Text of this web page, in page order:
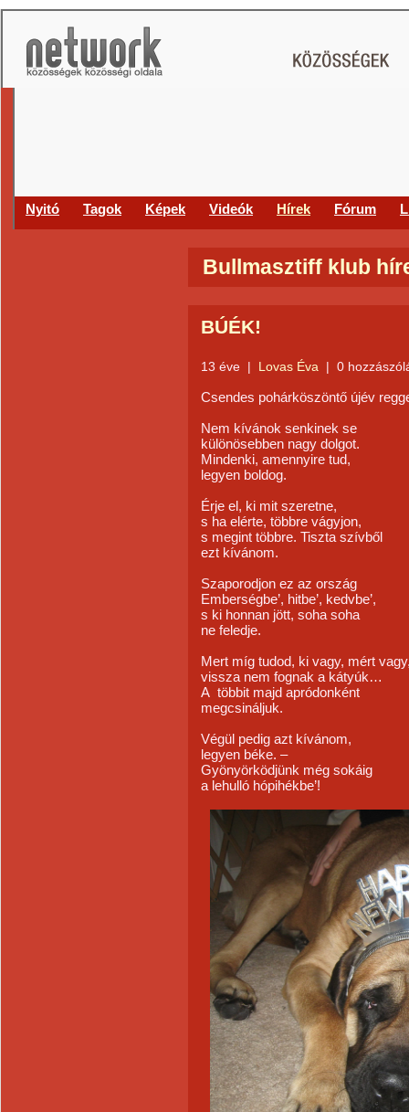
Nyitó Tagok Képek Videók Hírek Fórum
Bullmasztiff klub
BÚÉK!
13 éve | Lovas Éva | 0
Csendes pohárköszöntő újév
Nem kívánok senkinek se
különösebben nagy dolgot.
Mindenki, amennyire tud,
legyen boldog.
Érje el, ki mit szeretne,
s ha elérte, többre vágyjon,
s megint többre. Tiszta szívből
ezt kívánom.
Szaporodjon ez az ország
Emberségbe’, hitbe’, kedvbe’,
s ki honnan jött, soha soha
ne feledje.
Mert míg tudod, ki vagy, mért
vissza nem fognak a kátyúk…
A többit majd apródonként
megcsináljuk.
Végül pedig azt kívánom,
legyen béke. –
Gyönyörködjünk még sokáig
a lehulló hópihékbe’!